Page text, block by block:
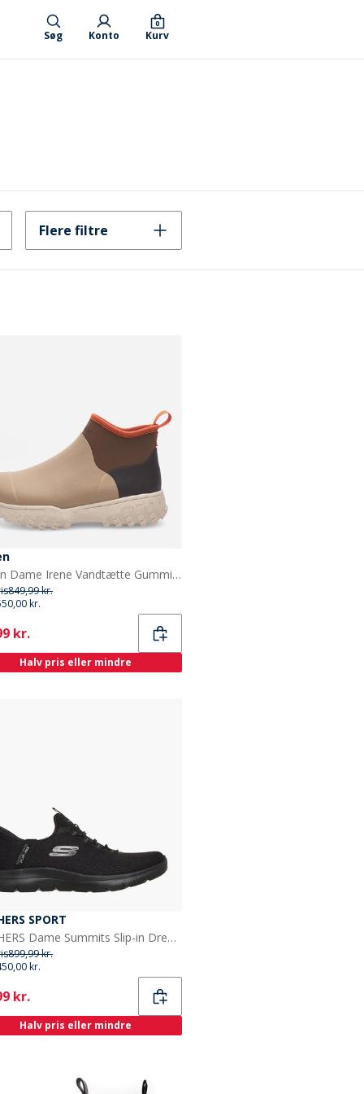
Søg Konto Kurv
0
Flere filtre
Woden Dame Irene Vandtætte Gummistøvler 259 Coffee Cream Multi
849,99 kr.
kr.
kr.
Halv pris eller mindre
SPORT
SKECHERS Dame Summits Slip-in Dream Chaser Sneakers Sort
899,99 kr.
kr.
kr.
Halv pris eller mindre